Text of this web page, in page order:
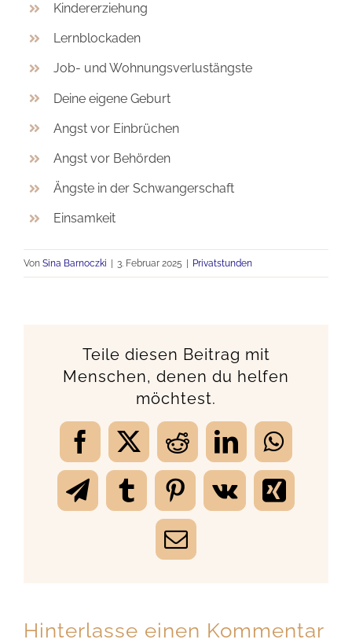
Kindererziehung
Lernblockaden
Job- und Wohnungsverlustängste
Deine eigene Geburt
Angst vor Einbrüchen
Angst vor Behörden
Ängste in der Schwangerschaft
Einsamkeit
Von Sina Barnoczki 3. Februar 2025 Privatstunden
Teile diesen Beitrag mit
Menschen, denen du helfen
möchtest.
Facebook
X RedditLinkedIn
TelegramTumblrPinterest
Vk Xing
E-
Hinterlasse einen Kommentar